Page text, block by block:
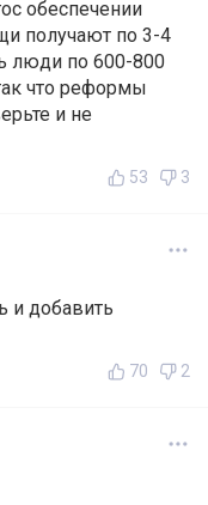
обеспечении
получают по 3-4
люди по 600-800
что реформы
и не
53 3
и добавить
70 2